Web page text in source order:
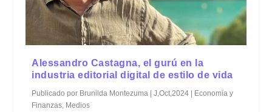
Alessandro Castagna, el gurú en la
industria editorial digital de estilo de vida
Publicado por Brunilda Montezuma |J,Oct,2024
Economía y
Finanzas, Medios